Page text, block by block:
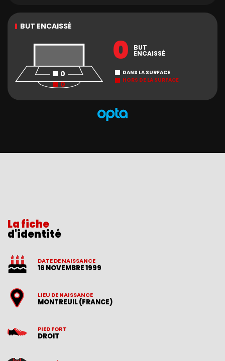
BUT ENCAISSÉ
0
0
0 BUT
ENCAISSÉ
DANS LA SURFACE
HORS DE LA SURFACE
La fiche
d'identité
DATE DE NAISSANCE
16 NOVEMBRE 1999
LIEU DE NAISSANCE
MONTREUIL (FRANCE)
PIED FORT
DROIT